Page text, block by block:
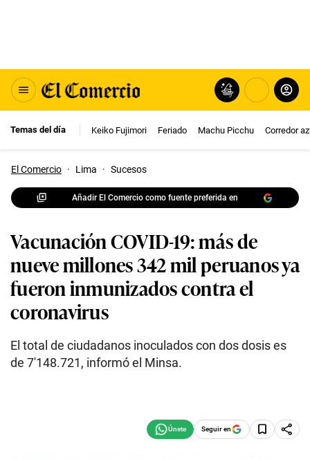
Temas del día Keiko Fujimori Feriado Machu Picchu Corredor
El Comercio · Lima · Sucesos
Añadir El Comercio como fuente preferida en
Vacunación COVID-19: más de
nueve millones 342 mil peruanos ya
fueron inmunizados contra el
coronavirus
El total de ciudadanos inoculados con dos dosis es
de 7′148.721, informó el Minsa.
Seguir en